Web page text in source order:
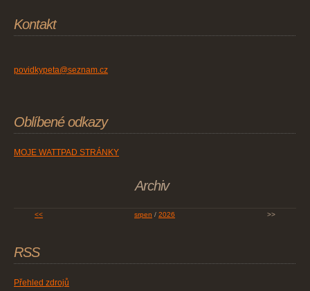
Kontakt
povidkypeta@seznam.cz
Oblíbené odkazy
MOJE WATTPAD STRÁNKY
Archiv
<< srpen / 2026 >>
RSS
Přehled zdrojů